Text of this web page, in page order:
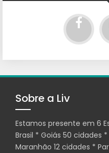
Sobre a Liv
Estamos presente em 6
Brasil * Goiás 50 cidades
Maranhão 12 cidades *